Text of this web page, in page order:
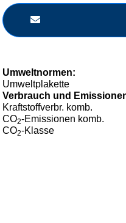
Umweltnormen:
Umweltplakette
Verbrauch und
Kraftstoffverbr. komb.
CO2-Emissionen komb.
CO2-Klasse